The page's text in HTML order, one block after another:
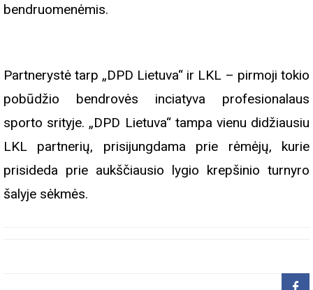
bendruomenėmis.
Partnerystė tarp „DPD Lietuva“ ir LKL – pirmoji tokio
pobūdžio bendrovės inciatyva profesionalaus
sporto srityje. „DPD Lietuva“ tampa vienu didžiausiu
LKL partnerių, prisijungdama prie rėmėjų, kurie
prisideda prie aukščiausio lygio krepšinio turnyro
šalyje sėkmės.